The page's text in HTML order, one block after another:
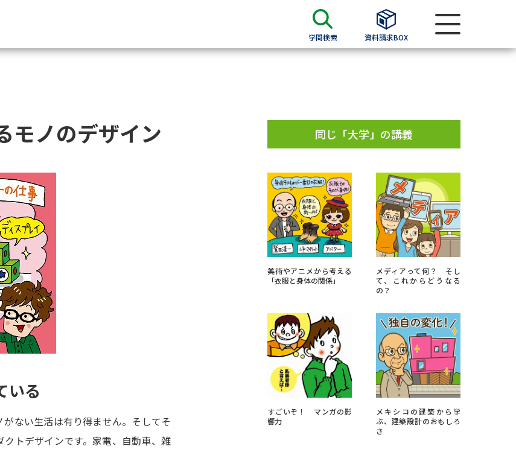
学問検索 資料請求BOX
大学・短大の資料種類から請求
大学パンフ
過去問題集
留学・進学関連、塾・予備校
高等学校卒業程度認定試験
小学校教員資格認定試験
大学検索
大学で学べる内容や特徴を調べる
モノのデザイン
いる
ない生活は有り得ません。そしてそ
トデザインです。家電、自動車、雑
同じ「大学」の講義
美術やアニメから考える
「衣服と身体の関係」
メディアって何？ そし
て、これからどうなる
の？
すごいぞ！ マンガの影
響力
メキシコの建築から学
ぶ、建築設計のおもしろ
さ